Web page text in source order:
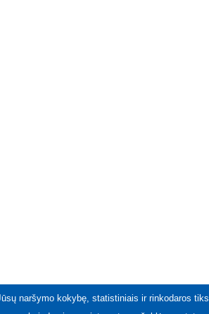
naršymo kokybę, statistiniais ir rinkodaros